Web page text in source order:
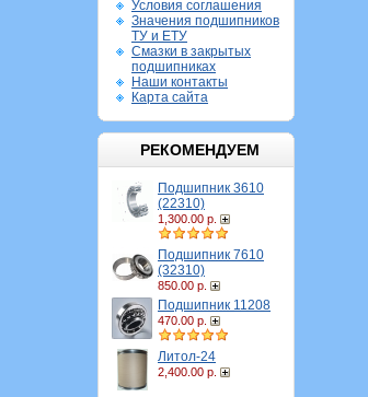
Условия соглашения
Значения подшипников
ТУ и ЕТУ
Смазки в закрытых
подшипниках
Наши контакты
Карта сайта
РЕКОМЕНДУЕМ
Подшипник 3610
(22310)
1,300.00 р.
Подшипник 7610
(32310)
850.00 р.
Подшипник 11208
470.00 р.
Литол-24
2,400.00 р.